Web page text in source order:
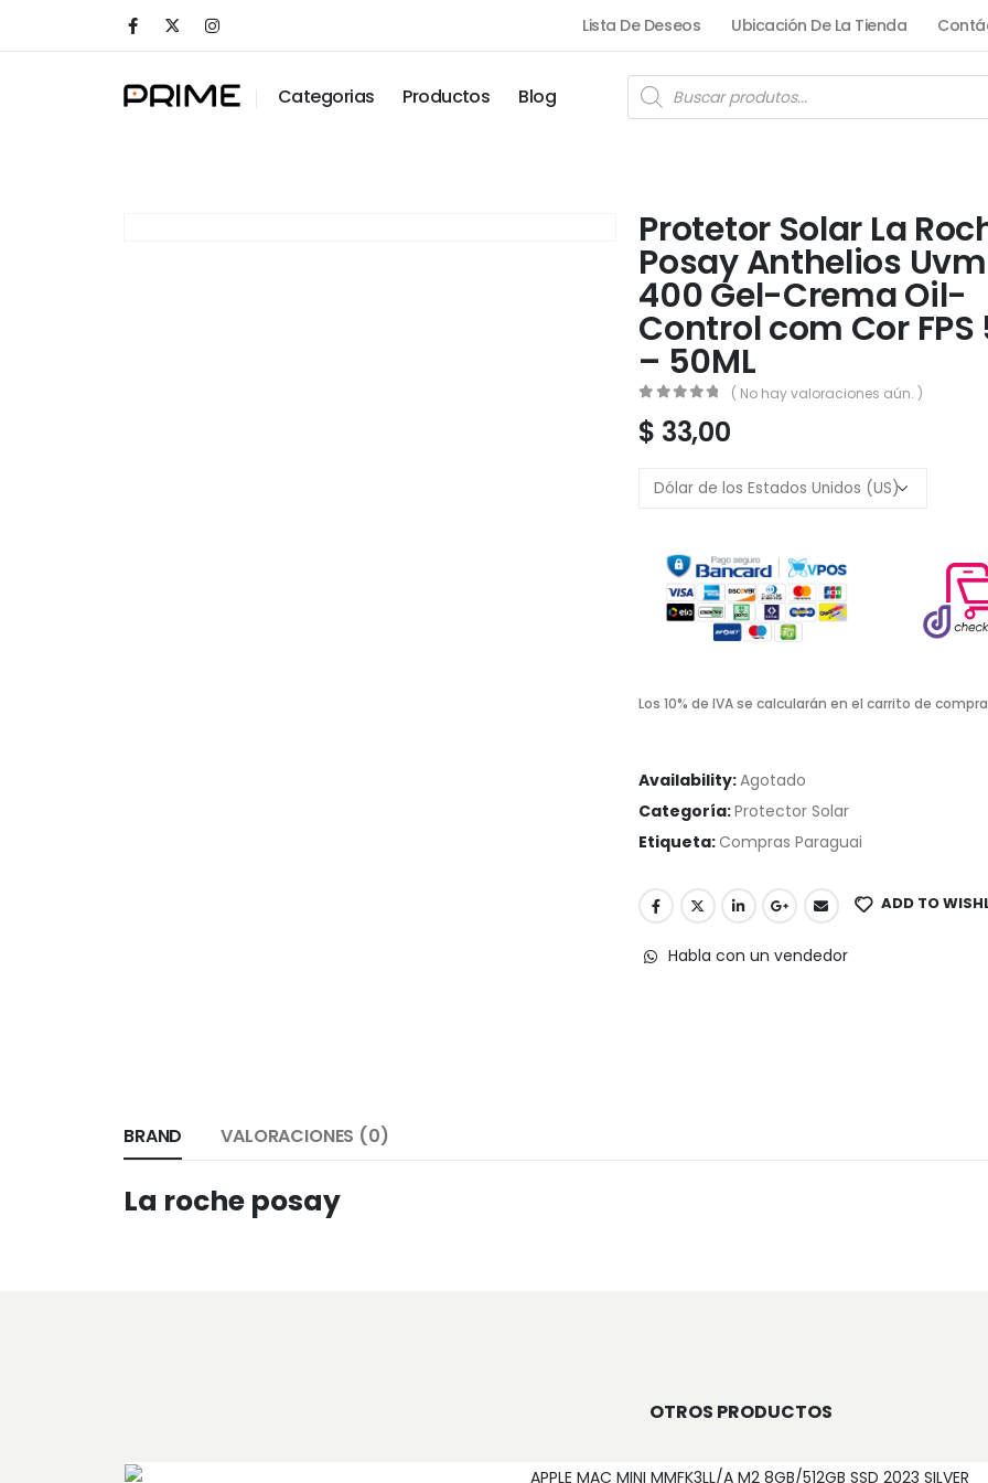
Lista De Deseos Ubicación De La Tienda
Categorias Productos Blog
Protetor Solar La
Posay Anthelios
400 Gel-Crema Oil-
Control com Cor FPS
– 50ML
( No hay valoraciones aún. )
$ 33,00
Los 10% de IVA se calcularán en el carrito de
Availability:Agotado
Categoría:Protector Solar
Etiqueta:Compras Paraguai
ADD TO
Habla con un vendedor
BRAND VALORACIONES (0)
La roche posay
OTROS PRODUCTOS